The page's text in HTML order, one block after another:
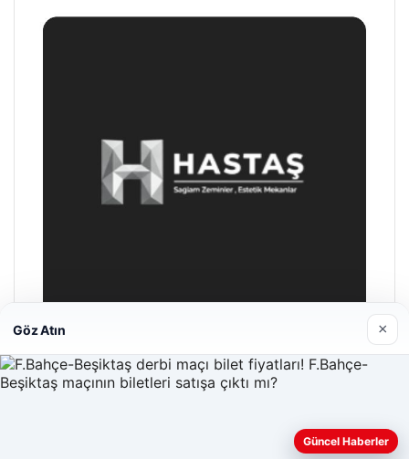
Hastaş Beton
Web sitemizi nasıl kullandığınızı daha iyi anlayabilmek,
Göz Atın ×
Güncel Haberler